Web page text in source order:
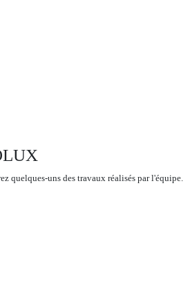
quelques-uns des travaux réalisés par l'équipe.